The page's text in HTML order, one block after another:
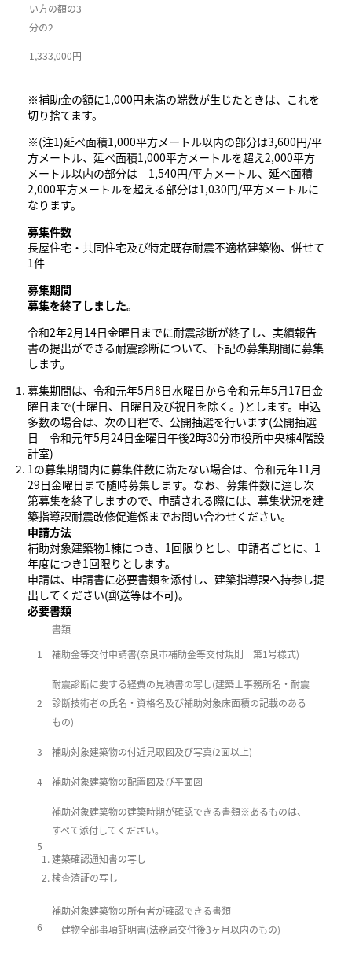
い方の額の3
分の2
1,333,000円
※補助金の額に1,000円未満の端数が生じたときは、これを
切り捨てます。
※(注1)延べ面積1,000平方メートル以内の部分は3,600円/平
方メートル、延べ面積1,000平方メートルを超え2,000平方
メートル以内の部分は 1,540円/平方メートル、延べ面積
2,000平方メートルを超える部分は1,030円/平方メートルに
なります。
募集件数
長屋住宅・共同住宅及び特定既存耐震不適格建築物、併せて
1件
募集期間
募集を終了しました。
令和2年2月14日金曜日までに耐震診断が終了し、実績報告
書の提出ができる耐震診断について、下記の募集期間に募集
します。
募集期間は、令和元年5月8日水曜日から令和元年5月17日金
曜日まで(土曜日、日曜日及び祝日を除く。)とします。申込
多数の場合は、次の日程で、公開抽選を行います(公開抽選
日 令和元年5月24日金曜日午後2時30分市役所中央棟4階設
計室)
1の募集期間内に募集件数に満たない場合は、令和元年11月
29日金曜日まで随時募集します。なお、募集件数に達し次
第募集を終了しますので、申請される際には、募集状況を建
築指導課耐震改修促進係までお問い合わせください。
申請方法
補助対象建築物1棟につき、1回限りとし、申請者ごとに、1
年度につき1回限りとします。
申請は、申請書に必要書類を添付し、建築指導課へ持参し提
出してください(郵送等は不可)。
必要書類
書類
1
補助金等交付申請書(奈良市補助金等交付規則 第1号様式)
2
耐震診断に要する経費の見積書の写し(建築士事務所名・耐震
診断技術者の氏名・資格名及び補助対象床面積の記載のある
もの)
3 補助対象建築物の付近見取図及び写真(2面以上)
4 補助対象建築物の配置図及び平面図
5
補助対象建築物の建築時期が確認できる書類※あるものは、
すべて添付してください。
建築確認通知書の写し
検査済証の写し
6
補助対象建築物の所有者が確認できる書類
建物全部事項証明書(法務局交付後3ヶ月以内のもの)